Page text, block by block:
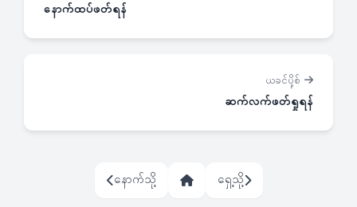
နောက်ထပ်ဖတ်ရန်
ယခင်ပို့စ်
ဆက်လက်ဖတ်ရှုရန်
နောက်သို့ ရှေ့သို့